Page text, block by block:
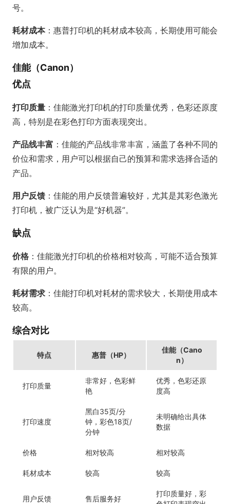
号。
耗材成本：惠普打印机的耗材成本较高，长期使用可能会
增加成本。
佳能（Canon）
优点
打印质量 ：佳能激光打印机的打印质量优秀，色彩还原度
高，特别是在彩色打印方面表现突出。
产品线丰富 ：佳能的产品线非常丰富，涵盖了各种不同的
价位和需求，用户可以根据自己的预算和需求选择合适的
产品。
用户反馈 ：佳能的用户反馈普遍较好，尤其是其彩色激光
打印机，被广泛认为是“好机器”。
缺点
价格 ：佳能激光打印机的价格相对较高，可能不适合预算
有限的用户。
耗材需求 ：佳能打印机对耗材的需求较大，长期使用成本
较高。
综合对比
特点 惠普（HP）
佳能（Cano
n）
打印质量
非常好，色彩鲜
艳
优秀，色彩还原
度高
打印速度
黑白35页/分
钟，彩色18页/
分钟
未明确给出具体
数据
价格 相对较高 相对较高
耗材成本 较高 较高
用户反馈 售后服务好
打印质量好，彩